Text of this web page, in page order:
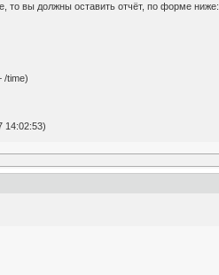
то вы должны оставить отчёт, по форме ниже:
/time)
14:02:53)